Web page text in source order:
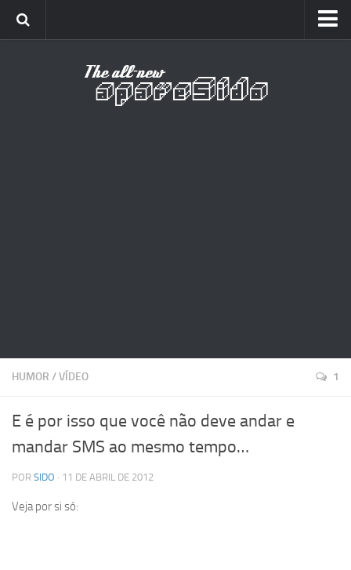
HUMOR /VÍDEO 1
E é por isso que você não deve andar e
mandar SMS ao mesmo tempo…
POR SIDO · 11 DE ABRIL DE 2012
Veja por si só: